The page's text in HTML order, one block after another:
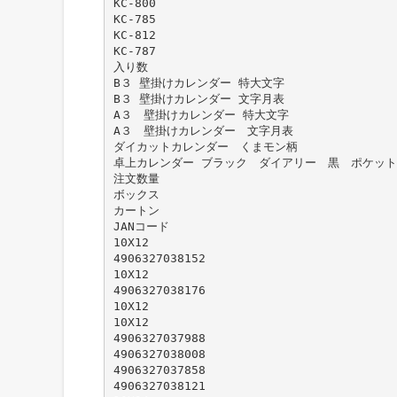
KC-800
KC-785
KC-812
KC-787
入り数
B３ 壁掛けカレンダー 特大文字
B３ 壁掛けカレンダー 文字月表
A３ 壁掛けカレンダー 特大文字
A３ 壁掛けカレンダー 文字月表
ダイカットカレンダー くまモン柄
卓上カレンダー ブラック ダイアリー 黒 ポケッ
注文数量
ボックス
カートン
JANコード
10X12
4906327038152
10X12
4906327038176
10X12
10X12
4906327037988
4906327038008
4906327037858
4906327038121